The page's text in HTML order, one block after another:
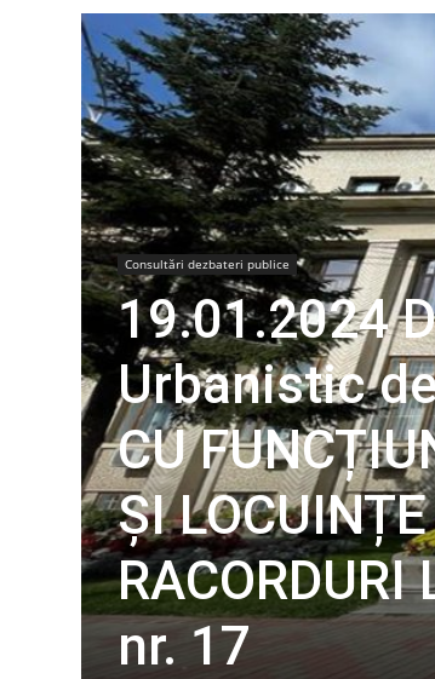
Consultări dezbateri publice
19.01.2024
Urbanistic
CU
ȘI
nr. 17